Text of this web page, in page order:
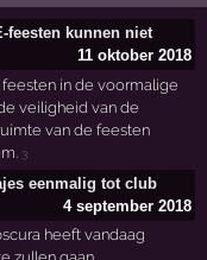
feesten kunnen niet
11 oktober 2018
in de voormalige
veiligheid van de
van de feesten
3
eenmalig tot club
4 september 2018
heeft vandaag